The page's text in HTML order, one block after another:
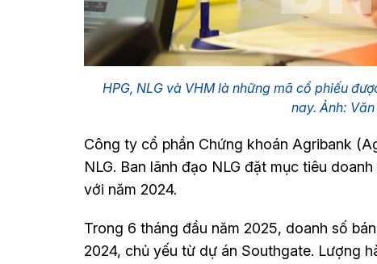
HPG, NLG và VHM là những mã cổ phiếu
nay. Ảnh:
Công ty cổ phần Chứng khoán Agribank
NLG. Ban lãnh đạo NLG đặt mục tiêu
với năm 2024.
Trong 6 tháng đầu năm 2025, doanh số
2024, chủ yếu từ dự án Southgate. Lượng